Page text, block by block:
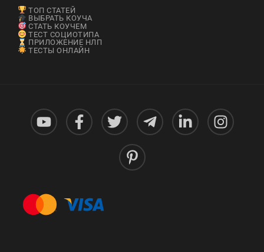
ТОП СТАТЕЙ
ВЫБРАТЬ КОУЧА
СТАТЬ КОУЧЕМ
ТЕСТ СОЦИОТИПА
ПРИЛОЖЕНИЕ НЛП
ТЕСТЫ ОНЛАЙН